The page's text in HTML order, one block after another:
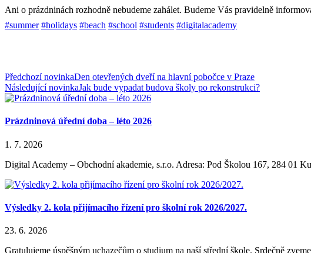
Ani o prázdninách rozhodně nebudeme zahálet. Budeme Vás pravidelně
#summer #holidays #beach #school #students #digitalacademy
Předchozí novinkaDen otevřených dveří na hlavní pobočce v Praze
Následující novinkaJak bude vypadat budova školy po rekonstrukci?
Prázdninová úřední doba – léto 2026
1. 7. 2026
Digital Academy – Obchodní akademie, s.r.o. Adresa: Pod Školou 167, 284 01
Výsledky 2. kola přijímacího řízení pro školní rok 2026/2027.
23. 6. 2026
Gratulujeme úspěšným uchazečům o studium na naší střední škole. Srdečně